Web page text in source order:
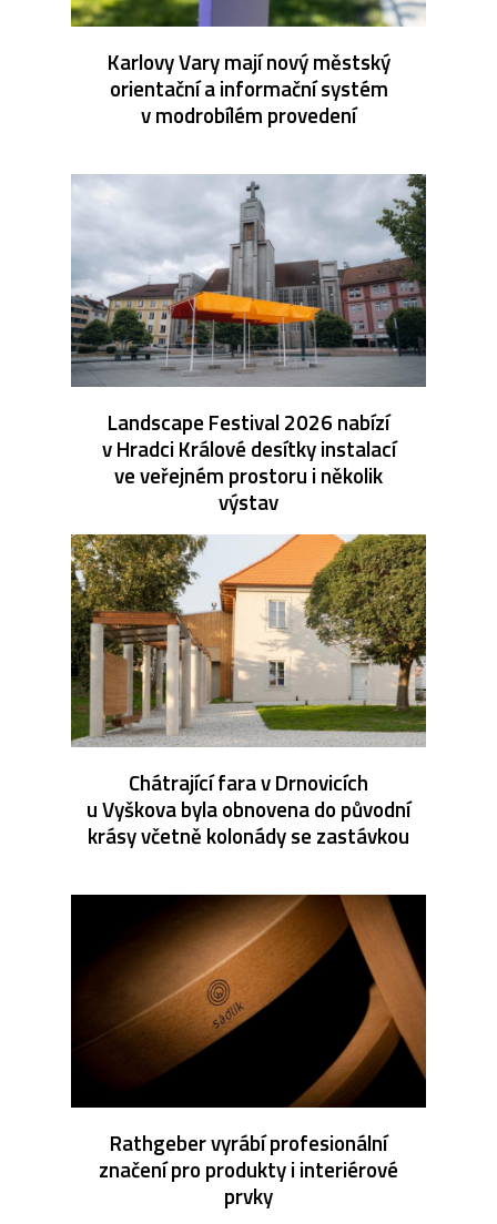
Karlovy Vary mají nový městský
orientační a informační systém
v modrobílém provedení
Landscape Festival 2026 nabízí
v Hradci Králové desítky instalací
ve veřejném prostoru i několik
výstav
Chátrající fara v Drnovicích
u Vyškova byla obnovena do původní
krásy včetně kolonády se zastávkou
Rathgeber vyrábí profesionální
značení pro produkty i interiérové
prvky